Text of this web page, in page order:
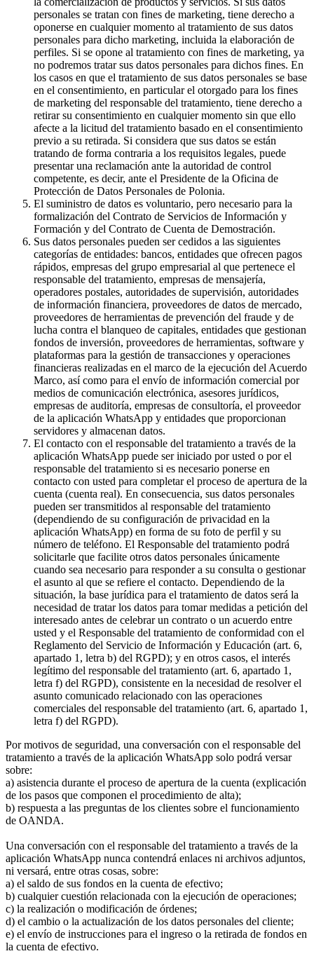
personales se tratan con fines de marketing, tiene derecho a
oponerse en cualquier momento al tratamiento de sus datos
personales para dicho marketing, incluida la elaboración de
perfiles. Si se opone al tratamiento con fines de marketing, ya
no podremos tratar sus datos personales para dichos fines. En
los casos en que el tratamiento de sus datos personales se base
en el consentimiento, en particular el otorgado para los fines
de marketing del responsable del tratamiento, tiene derecho a
retirar su consentimiento en cualquier momento sin que ello
afecte a la licitud del tratamiento basado en el consentimiento
previo a su retirada. Si considera que sus datos se están
tratando de forma contraria a los requisitos legales, puede
presentar una reclamación ante la autoridad de control
competente, es decir, ante el Presidente de la Oficina de
Protección de Datos Personales de Polonia.
El suministro de datos es voluntario, pero necesario para la
formalización del Contrato de Servicios de Información y
Formación y del Contrato de Cuenta de Demostración.
Sus datos personales pueden ser cedidos a las siguientes
categorías de entidades: bancos, entidades que ofrecen pagos
rápidos, empresas del grupo empresarial al que pertenece el
responsable del tratamiento, empresas de mensajería,
operadores postales, autoridades de supervisión, autoridades
de información financiera, proveedores de datos de mercado,
proveedores de herramientas de prevención del fraude y de
lucha contra el blanqueo de capitales, entidades que gestionan
fondos de inversión, proveedores de herramientas, software y
plataformas para la gestión de transacciones y operaciones
financieras realizadas en el marco de la ejecución del Acuerdo
Marco, así como para el envío de información comercial por
medios de comunicación electrónica, asesores jurídicos,
empresas de auditoría, empresas de consultoría, el proveedor
de la aplicación WhatsApp y entidades que proporcionan
servidores y almacenan datos.
El contacto con el responsable del tratamiento a través de la
aplicación WhatsApp puede ser iniciado por usted o por el
responsable del tratamiento si es necesario ponerse en
contacto con usted para completar el proceso de apertura de la
cuenta (cuenta real). En consecuencia, sus datos personales
pueden ser transmitidos al responsable del tratamiento
(dependiendo de su configuración de privacidad en la
aplicación WhatsApp) en forma de su foto de perfil y su
número de teléfono. El Responsable del tratamiento podrá
solicitarle que facilite otros datos personales únicamente
cuando sea necesario para responder a su consulta o gestionar
el asunto al que se refiere el contacto. Dependiendo de la
situación, la base jurídica para el tratamiento de datos será la
necesidad de tratar los datos para tomar medidas a petición del
interesado antes de celebrar un contrato o un acuerdo entre
usted y el Responsable del tratamiento de conformidad con el
Reglamento del Servicio de Información y Educación (art. 6,
apartado 1, letra b) del RGPD); y en otros casos, el interés
legítimo del responsable del tratamiento (art. 6, apartado 1,
letra f) del RGPD), consistente en la necesidad de resolver el
asunto comunicado relacionado con las operaciones
comerciales del responsable del tratamiento (art. 6, apartado 1,
letra f) del RGPD).
Por motivos de seguridad, una conversación con el responsable del
tratamiento a través de la aplicación WhatsApp solo podrá versar
sobre:
a) asistencia durante el proceso de apertura de la cuenta (explicación
de los pasos que componen el procedimiento de alta);
b) respuesta a las preguntas de los clientes sobre el funcionamiento
de OANDA.
Una conversación con el responsable del tratamiento a través de la
aplicación WhatsApp nunca contendrá enlaces ni archivos adjuntos,
ni versará, entre otras cosas, sobre:
a) el saldo de sus fondos en la cuenta de efectivo;
b) cualquier cuestión relacionada con la ejecución de operaciones;
c) la realización o modificación de órdenes;
d) el cambio o la actualización de los datos personales del cliente;
e) el envío de instrucciones para el ingreso o la retirada de fondos en
la cuenta de efectivo.